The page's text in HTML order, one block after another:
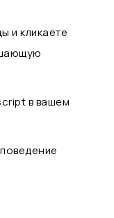
и кликаете
в вашем